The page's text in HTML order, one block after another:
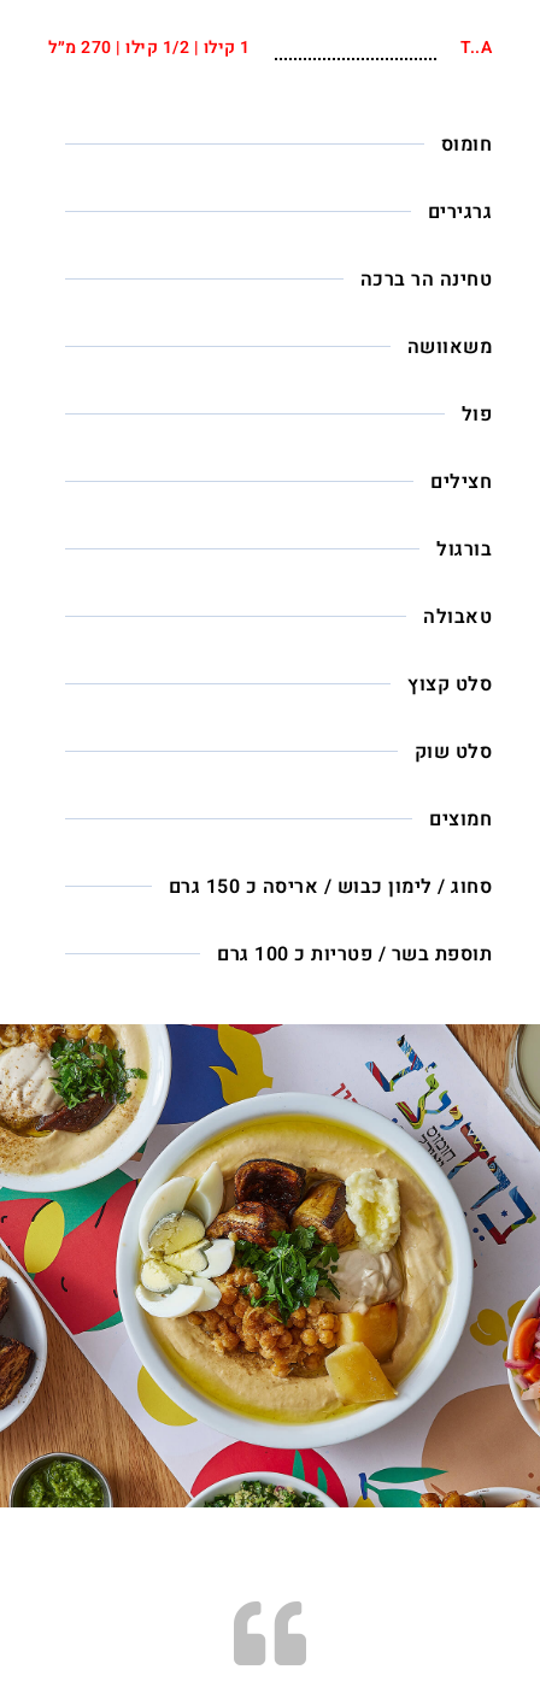
T..A 1 קילו | 1/2 קילו | 270 מ״ל
חומוס
גרגירים
טחינה הר ברכה
משאוושה
פול
חצילים
בורגול
טאבולה
סלט קצוץ
סלט שוק
חמוצים
סחוג / לימון כבוש / אריסה כ 150 גרם
תוספת בשר / פטריות כ 100 גרם